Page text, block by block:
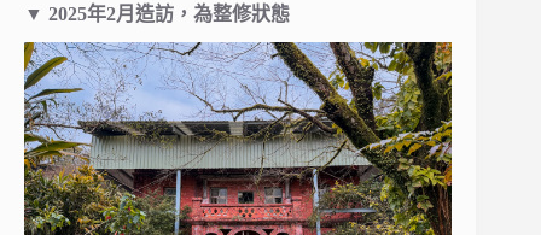
▼ 2025年2月造訪，為整修狀態